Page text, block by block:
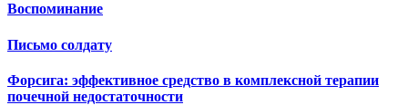
Воспоминание
Письмо солдату
Форсига: эффективное средство в комплексной терапии
почечной недостаточности